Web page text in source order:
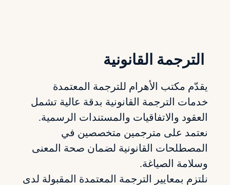
الترجمة القانونية
يقدّم مكتب الأهرام للترجمة المعتمدة
خدمات الترجمة القانونية بدقة عالية تشمل
العقود والاتفاقيات والمستندات الرسمية.
نعتمد على مترجمين متخصصين في
المصطلحات القانونية لضمان صحة المعنى
وسلامة الصياغة.
نلتزم بمعايير الترجمة المعتمدة المقبولة لدى